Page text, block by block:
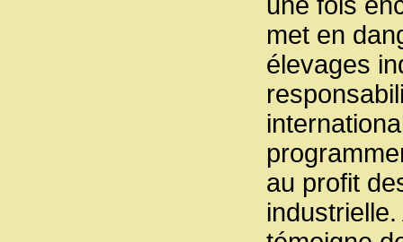
met en
élevages
au profit